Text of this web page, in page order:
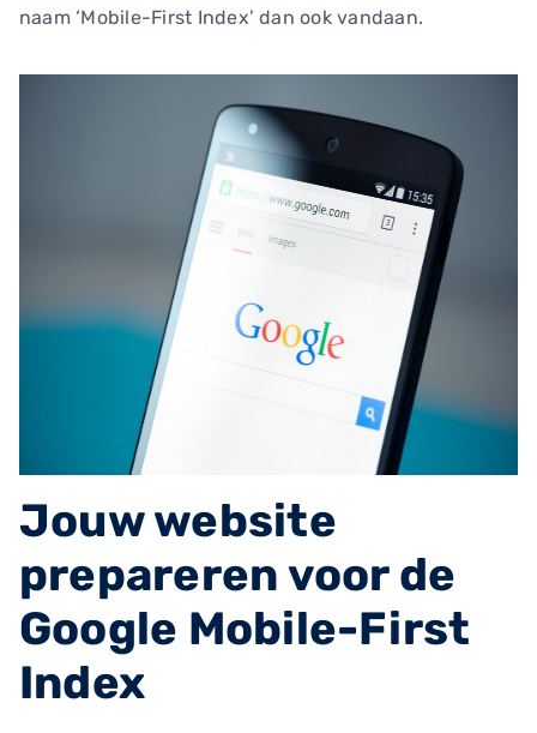
naam ‘Mobile-First Index’ dan ook vandaan.
Jouw website
prepareren voor de
Google Mobile-First
Index